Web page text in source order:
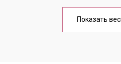
Ремонт/замена датчика
Замена термостата
Показать